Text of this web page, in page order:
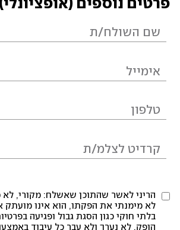
פרטים נוספים (אופציונלי)
הריני לאשר שהתוכן שאשלח: מקורי, לא
לא מימנתי את הפקתו, הוא אינו מועתק
בלתי חוקי כגון הסגת גבול ופגיעה
הופק, לא נערך ולא עבר כל עיבוד